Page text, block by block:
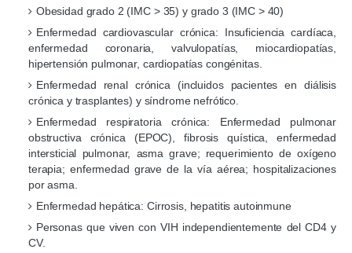
Obesidad grado 2 (IMC > 35) y grado 3 (IMC > 40)
Enfermedad cardiovascular crónica: Insuficiencia cardíaca,
enfermedad coronaria, valvulopatías, miocardiopatías,
hipertensión pulmonar, cardiopatías congénitas.
Enfermedad renal crónica (incluidos pacientes en diálisis
crónica y trasplantes) y síndrome nefrótico.
Enfermedad respiratoria crónica: Enfermedad pulmonar
obstructiva crónica (EPOC), fibrosis quística, enfermedad
intersticial pulmonar, asma grave; requerimiento de oxígeno
terapia; enfermedad grave de la vía aérea; hospitalizaciones
por asma.
Enfermedad hepática: Cirrosis, hepatitis autoinmune
Personas que viven con VIH independientemente del CD4 y
CV.